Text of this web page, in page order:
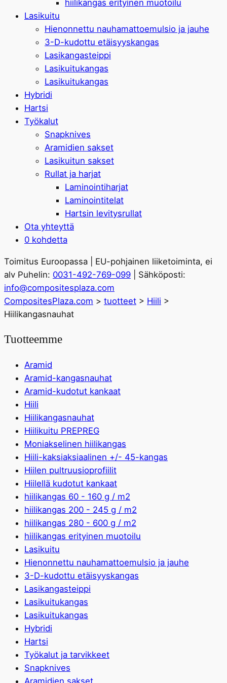
hiilikangas erityinen muotoilu
Lasikuitu
Hienonnettu nauhamattoemulsio ja jauhe
3-D-kudottu etäisyyskangas
Lasikangasteippi
Lasikuitukangas
Lasikuitukangas
Hybridi
Hartsi
Työkalut
Snapknives
Aramidien sakset
Lasikuitun sakset
Rullat ja harjat
Laminointiharjat
Laminointitelat
Hartsin levitysrullat
Ota yhteyttä
0 kohdetta
Toimitus Euroopassa | EU-pohjainen liiketoiminta, ei
alv Puhelin: 0031-492-769-099 | Sähköposti:
info@compositesplaza.com
CompositesPlaza.com > tuotteet > Hiili >
Hiilikangasnauhat
Tuotteemme
Aramid
Aramid-kangasnauhat
Aramid-kudotut kankaat
Hiili
Hiilikangasnauhat
Hiilikuitu PREPREG
Moniakselinen hiilikangas
Hiili-kaksiaksiaalinen +/- 45-kangas
Hiilen pultruusioprofiilit
Hiilellä kudotut kankaat
hiilikangas 60 - 160 g / m2
hiilikangas 200 - 245 g / m2
hiilikangas 280 - 600 g / m2
hiilikangas erityinen muotoilu
Lasikuitu
Hienonnettu nauhamattoemulsio ja jauhe
3-D-kudottu etäisyyskangas
Lasikangasteippi
Lasikuitukangas
Lasikuitukangas
Hybridi
Hartsi
Työkalut ja tarvikkeet
Snapknives
Aramidien sakset